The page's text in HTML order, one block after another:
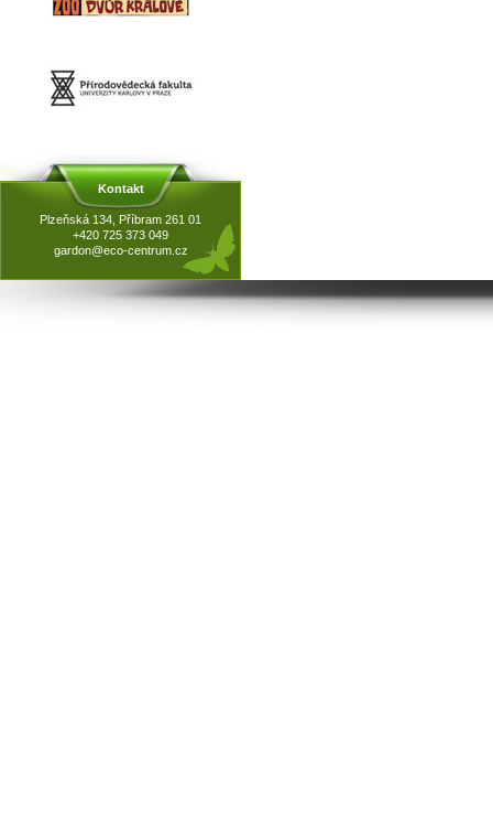
Kontakt
Plzeňská 134, Příbram 261 01
+420 725 373 049
gardon@eco-centrum.cz